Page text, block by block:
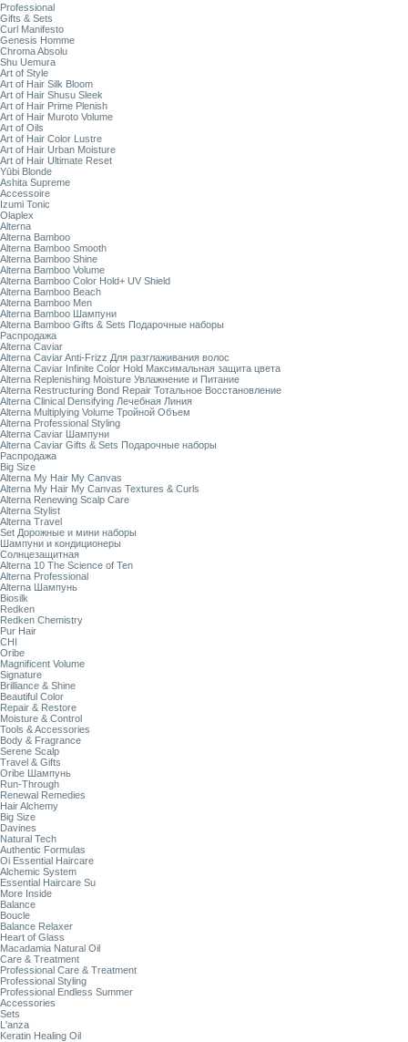
Professional
Gifts & Sets
Curl Manifesto
Genesis Homme
Chroma Absolu
Shu Uemura
Art of Style
Art of Hair Silk Bloom
Art of Hair Shusu Sleek
Art of Hair Prime Plenish
Art of Hair Muroto Volume
Art of Oils
Art of Hair Color Lustre
Art of Hair Urban Moisture
Art of Hair Ultimate Reset
Yūbi Blonde
Ashita Supreme
Accessoire
Izumi Tonic
Olaplex
Alterna
Alterna Bamboo
Alterna Bamboo Smooth
Alterna Bamboo Shine
Alterna Bamboo Volume
Alterna Bamboo Color Hold+ UV Shield
Alterna Bamboo Beach
Alterna Bamboo Men
Alterna Bamboo Шампуни
Alterna Bamboo Gifts & Sets Подарочные наборы
Распродажа
Alterna Caviar
Alterna Caviar Anti-Frizz Для разглаживания волос
Alterna Caviar Infinite Color Hold Максимальная защита цвета
Alterna Replenishing Moisture Увлажнение и Питание
Alterna Restructuring Bond Repair Тотальное Восстановление
Alterna Clinical Densifying Лечебная Линия
Alterna Multiplying Volume Тройной Объем
Alterna Professional Styling
Alterna Caviar Шампуни
Alterna Caviar Gifts & Sets Подарочные наборы
Распродажа
Big Size
Alterna My Hair My Canvas
Alterna My Hair My Canvas Textures & Curls
Alterna Renewing Scalp Care
Alterna Stylist
Alterna Travel
Set Дорожные и мини наборы
Шампуни и кондиционеры
Солнцезащитная
Alterna 10 The Science of Ten
Alterna Professional
Alterna Шампунь
Biosilk
Redken
Redken Chemistry
Pur Hair
CHI
Oribe
Magnificent Volume
Signature
Brilliance & Shine
Beautiful Color
Repair & Restore
Moisture & Control
Tools & Accessories
Body & Fragrance
Serene Scalp
Travel & Gifts
Oribe Шампунь
Run-Through
Renewal Remedies
Hair Alchemy
Big Size
Davines
Natural Tech
Authentic Formulas
Oi Essential Haircare
Alchemic System
Essential Haircare Su
More Inside
Balance
Boucle
Balance Relaxer
Heart of Glass
Macadamia Natural Oil
Care & Treatment
Professional Care & Treatment
Professional Styling
Professional Endless Summer
Accessories
Sets
L'anza
Keratin Healing Oil